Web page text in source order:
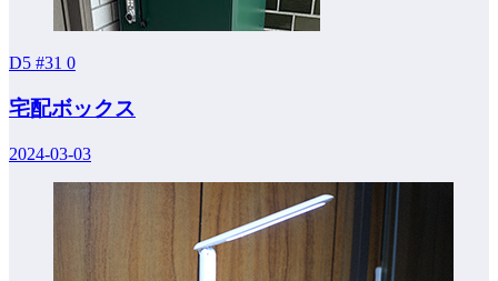
D5 #31 0
宅配ボックス
2024-03-03